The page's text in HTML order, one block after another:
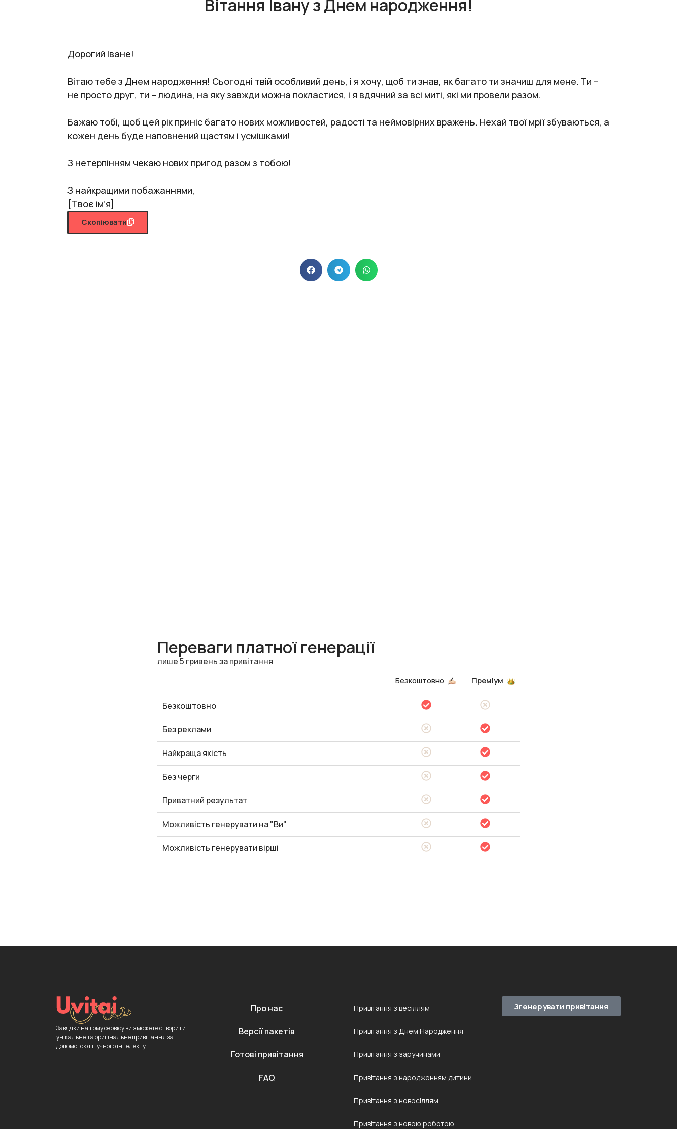
Вітання Івану з Днем народження!
Дорогий Іване!
Вітаю тебе з Днем народження! Сьогодні твій особливий день, і я хочу, щоб ти знав, як багато ти значиш для мене. Ти –
не просто друг, ти – людина, на яку завжди можна покластися, і я вдячний за всі миті, які ми провели разом.
Бажаю тобі, щоб цей рік приніс багато нових можливостей, радості та неймовірних вражень. Нехай твої мрії збуваються, а
кожен день буде наповнений щастям і усмішками!
З нетерпінням чекаю нових пригод разом з тобою!
З найкращими побажаннями,
[Твоє ім’я]
Скопіювати
Переваги платної генерації
лише 5 гривень за привітання
Безкоштовно Преміум
Безкоштовно
Без реклами
Найкраща якість
Без черги
Приватний результат
Можливість генерувати на "Ви"
Можливість генерувати вірші
Завдяки нашому сервісу ви зможете створити
унікальне та оригінальне привітання за
допомогою штучного інтелекту.
Про нас
Версії пакетів
Готові привітання
FAQ
Привітання з весіллям
Привітання з Днем Народження
Привітання з заручинами
Привітання з народженням дитини
Привітання з новосіллям
Привітання з новою роботою
Згенерувати привітання